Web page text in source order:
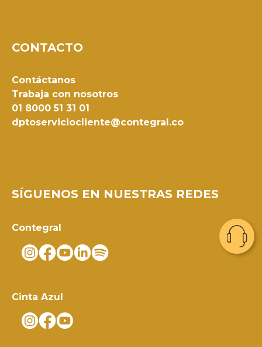
CONTACTO
Contáctanos
Trabaja con nosotros
01 8000 51 31 01
dptoserviciocliente@contegral.co
SÍGUENOS EN NUESTRAS REDES
Contegral
Cinta Azul